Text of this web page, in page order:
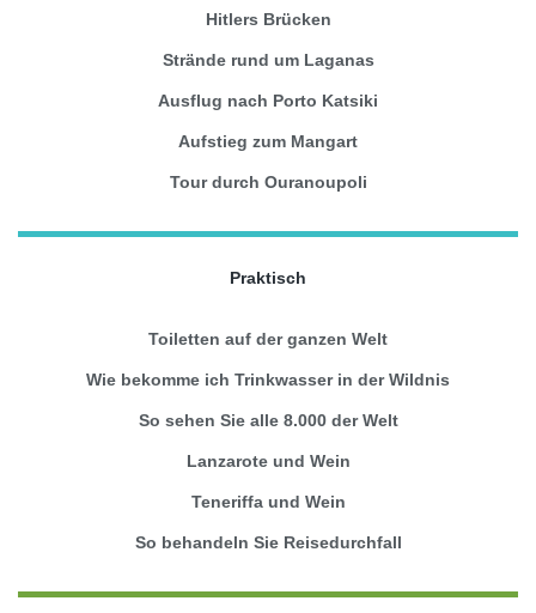
Hitlers Brücken
Strände rund um Laganas
Ausflug nach Porto Katsiki
Aufstieg zum Mangart
Tour durch Ouranoupoli
Praktisch
Toiletten auf der ganzen Welt
Wie bekomme ich Trinkwasser in der Wildnis
So sehen Sie alle 8.000 der Welt
Lanzarote und Wein
Teneriffa und Wein
So behandeln Sie Reisedurchfall